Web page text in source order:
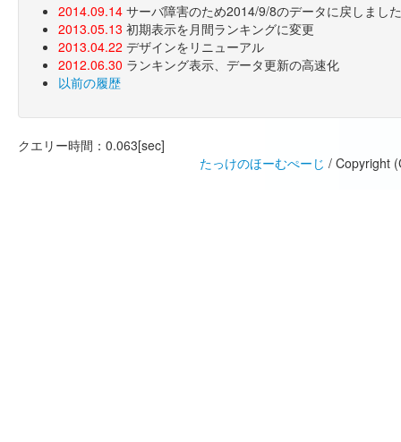
2014.09.14 サーバ障害のため2014/9/8のデータに戻しまし
2013.05.13 初期表示を月間ランキングに変更
2013.04.22 デザインをリニューアル
2012.06.30 ランキング表示、データ更新の高速化
以前の履歴
クエリー時間：0.063[sec]
たっけのほーむぺーじ / Copyright